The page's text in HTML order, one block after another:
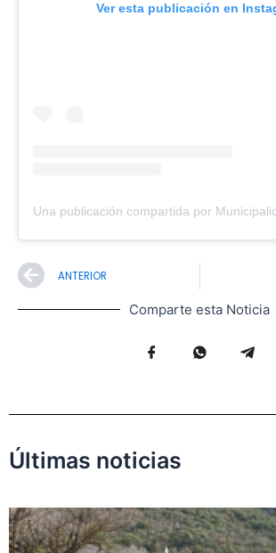
Ver esta publicación en
Prev
ANTERIOR
Comparte esta Noticia
Últimas noticias